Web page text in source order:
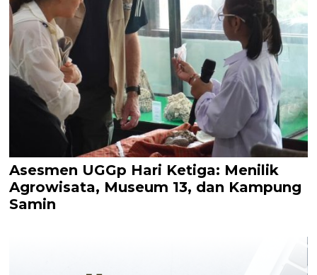
Asesmen UGGp Hari Ketiga: Menilik
Agrowisata, Museum 13, dan Kampung
Samin